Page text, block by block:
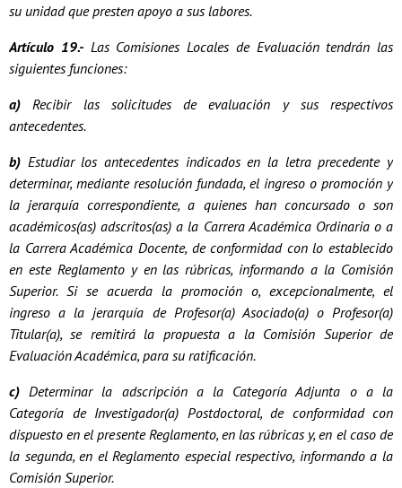
su unidad que presten apoyo a sus labores.
Artículo 19.-Las Comisiones Locales de Evaluación tendrán las
siguientes funciones:
a) Recibir las solicitudes de evaluación y sus respectivos
antecedentes.
b) Estudiar los antecedentes indicados en la letra precedente y
determinar, mediante resolución fundada, el ingreso o promoción y
la jerarquía correspondiente, a quienes han concursado o son
académicos(as) adscritos(as) a la Carrera Académica Ordinaria o a
la Carrera Académica Docente, de conformidad con lo establecido
en este Reglamento y en las rúbricas, informando a la Comisión
Superior. Si se acuerda la promoción o, excepcionalmente, el
ingreso a la jerarquía de Profesor(a) Asociado(a) o Profesor(a)
Titular(a), se remitirá la propuesta a la Comisión Superior de
Evaluación Académica, para su ratificación.
c) Determinar la adscripción a la Categoría Adjunta o a la
Categoría de Investigador(a) Postdoctoral, de conformidad con
dispuesto en el presente Reglamento, en las rúbricas y, en el caso de
la segunda, en el Reglamento especial respectivo, informando a la
Comisión Superior.